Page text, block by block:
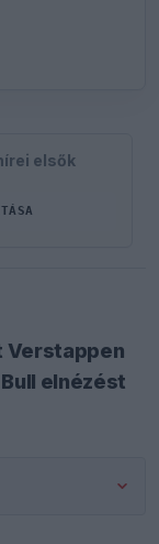
elsők
Verstappen
elnézést